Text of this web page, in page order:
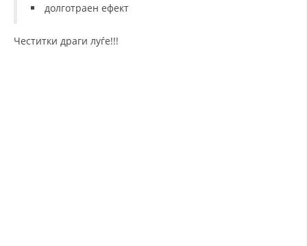
долготраен ефект
Честитки драги луѓе!!!